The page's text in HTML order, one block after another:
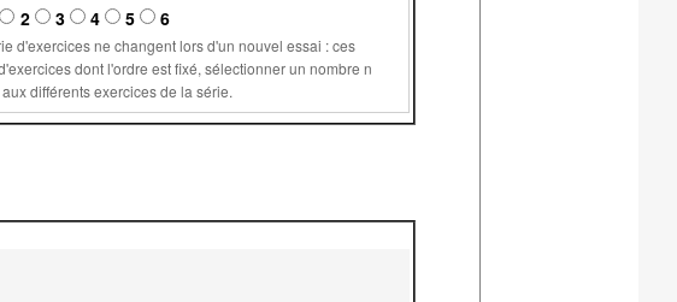
2 3 4 5 6
supérieur ou égal à 1 permet de plus de conserver les mêmes valeurs pour les variables communes aux différents exercices de la série.